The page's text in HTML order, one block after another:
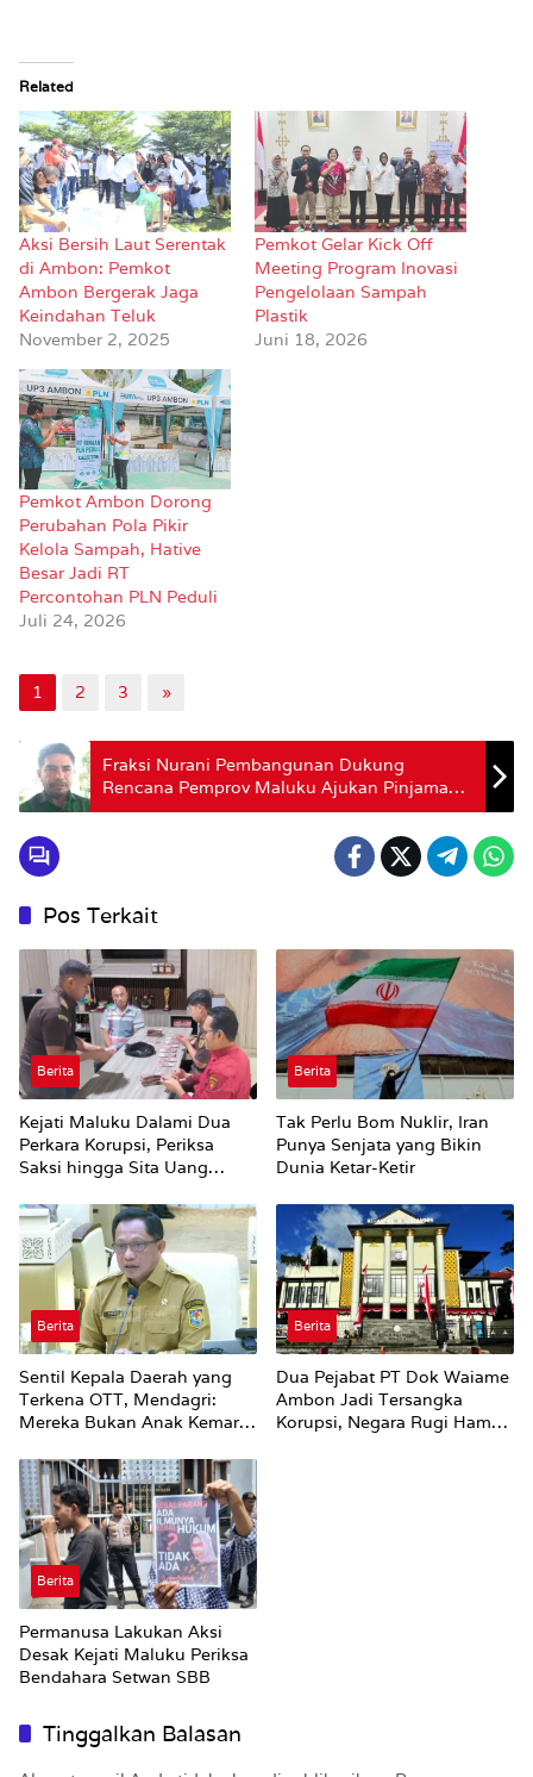
Related
Aksi Bersih Laut Serentak
di Ambon: Pemkot
Ambon Bergerak Jaga
Keindahan Teluk
November 2, 2025
Pemkot Gelar Kick Off
Meeting Program Inovasi
Pengelolaan Sampah
Plastik
Juni 18, 2026
Pemkot Ambon Dorong
Perubahan Pola Pikir
Kelola Sampah, Hative
Besar Jadi RT
Percontohan PLN Peduli
Juli 24, 2026
1 2 3 »
Fraksi Nurani Pembangunan Dukung
Rencana Pemprov Maluku Ajukan Pinjaman
Daerah
Pos Terkait
Berita
Kejati Maluku Dalami Dua
Perkara Korupsi, Periksa
Saksi hingga Sita Uang
Berita
Tak Perlu Bom Nuklir, Iran
Punya Senjata yang Bikin
Dunia Ketar-Ketir
Berita
Sentil Kepala Daerah yang
Terkena OTT, Mendagri:
Mereka Bukan Anak Kemarin
Berita
Dua Pejabat PT Dok Waiame
Ambon Jadi Tersangka
Korupsi, Negara Rugi Hampir
Berita
Permanusa Lakukan Aksi
Desak Kejati Maluku Periksa
Bendahara Setwan SBB
Tinggalkan Balasan